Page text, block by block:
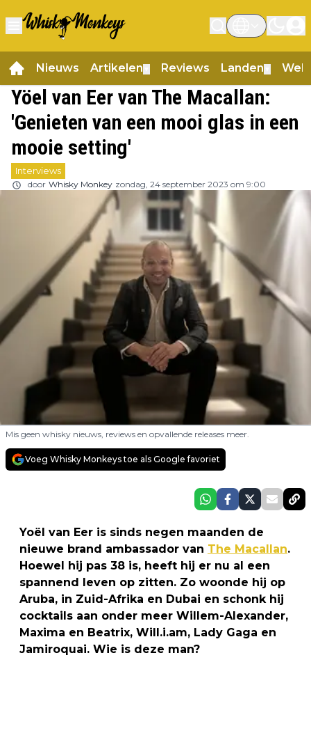
Nieuws Artikelen Reviews Landen
Yöel van Eer van The Macallan:
'Genieten van een mooi glas in een
mooie setting'
Interviews
door Whisky Monkey zondag, 24 september 2023 om 9:00
Mis geen whisky nieuws, reviews en opvallende releases meer.
Voeg Whisky Monkeys toe als Google favoriet
Yoël van Eer is sinds negen maanden de
nieuwe brand ambassador van The Macallan.
Hoewel hij pas 38 is, heeft hij er nu al een
spannend leven op zitten. Zo woonde hij op
Aruba, in Zuid-Afrika en Dubai en schonk hij
cocktails aan onder meer Willem-Alexander,
Maxima en Beatrix, Will.i.am, Lady Gaga en
Jamiroquai. Wie is deze man?